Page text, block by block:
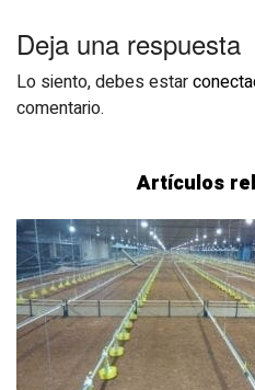
Deja una respuesta
Lo siento, debes estar
comentario.
Artículos